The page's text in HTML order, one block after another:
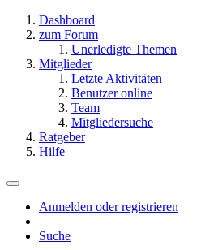
Dashboard
zum Forum
Unerledigte Themen
Mitglieder
Letzte Aktivitäten
Benutzer online
Team
Mitgliedersuche
Ratgeber
Hilfe
Anmelden oder registrieren
Suche